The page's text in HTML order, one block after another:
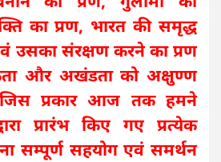
का प्रण, भारत की समृद्ध
उसका संरक्षण करने का प्रण
और अखंडता को अक्षुण्ण
प्रकार आज तक हमने
प्रारंभ किए गए प्रत्येक
सम्पूर्ण सहयोग एवं समर्थन